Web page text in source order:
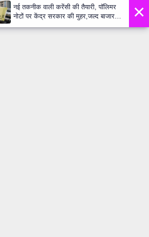
×
नई तकनीक वाली करेंसी की तैयारी, पॉलिमर
नोटों पर केंद्र सरकार की मुहर,जल्द बाजार में
दिखेंगे प्लास्टिक के ₹10 और ₹20 के नोट -